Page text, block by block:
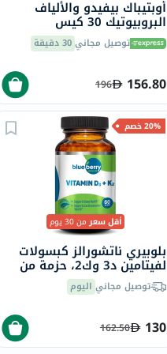
أوبتيباك بيفيدو والألياف
البروبيوتيك 30 كيس
توصيل مجاني30 دقيقة
156.80
196
20% خصم
أقل سعرمن 30 يوم
بلوبيري ناتشورالز كبسولات
لفيتامين د3 وك2، حزمة من
60توصيل مجاني اليوم
130
162.50